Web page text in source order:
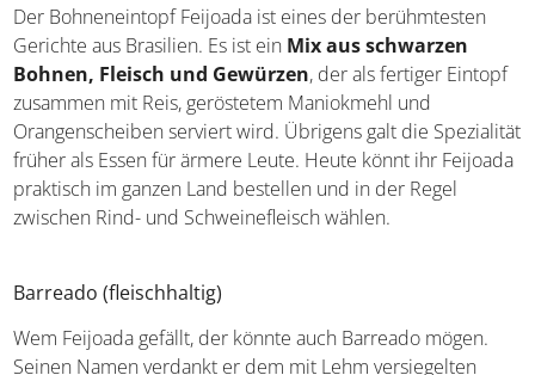
Der Bohneneintopf Feijoada ist eines der berühmtesten
Gerichte aus Brasilien. Es ist ein Mix aus schwarzen
Bohnen, Fleisch und Gewürzen, der als fertiger
Eintopf zusammen mit Reis, geröstetem Maniokmehl und
Orangenscheiben serviert wird. Übrigens galt die
Spezialität früher als Essen für ärmere Leute. Heute könnt
ihr Feijoada praktisch im ganzen Land bestellen und in
der Regel zwischen Rind- und Schweinefleisch wählen.
Barreado (fleischhaltig)
Wem Feijoada gefällt, der könnte auch Barreado mögen.
Seinen Namen verdankt er dem mit Lehm versiegelten